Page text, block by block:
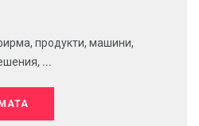
продукти, машини,
...